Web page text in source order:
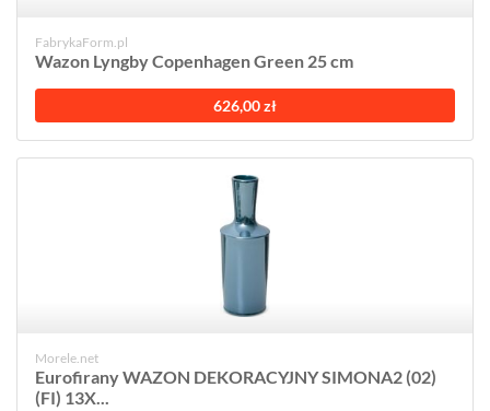
FabrykaForm.pl
Wazon Lyngby Copenhagen Green 25 cm
626,00 zł
Morele.net
Eurofirany WAZON DEKORACYJNY SIMONA2 (02)
(FI) 13X...